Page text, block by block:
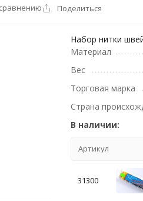
Поделиться
Набор нитки
Материал
Вес
Торговая марка
Страна
В наличии:
Артикул
31300